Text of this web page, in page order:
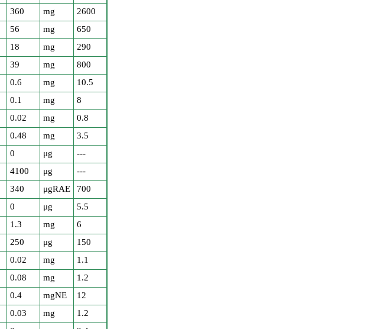
360 mg
2600
56 mg
650
18 mg
290
39 mg
800
0.6 mg
10.5
0.1 mg
8
0.02 mg
0.8
0.48 mg
3.5
0 μg
---
4100 μg
---
340 μgRAE
700
0 μg
5.5
1.3 mg
6
250 μg
150
0.02 mg
1.1
0.08 mg
1.2
0.4 mgNE
12
0.03 mg
1.2